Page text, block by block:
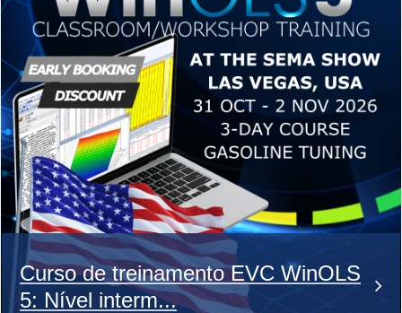
Curso de treinamento EVC WinOLS
5: Nível interm...